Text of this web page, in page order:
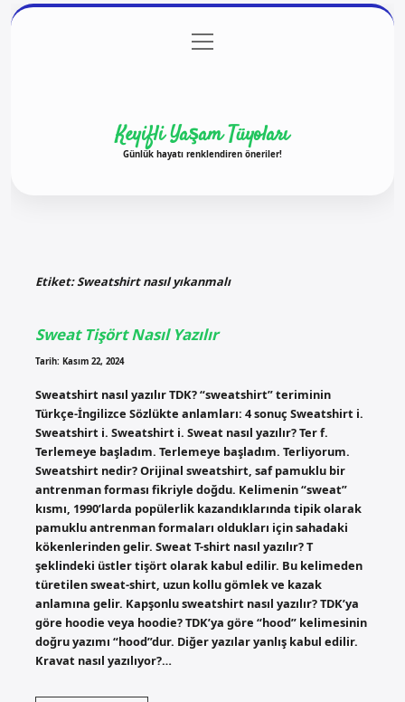
Gizlilik Politikası
menüyü
aç
Keyifli Yaşam Tüyoları
Günlük hayatı renklendiren öneriler!
Etiket:Sweatshirt nasıl yıkanmalı
Sweat Tişört Nasıl Yazılır
Tarih: Kasım 22, 2024
Sweatshirt nasıl yazılır TDK? “sweatshirt” teriminin
Türkçe-İngilizce Sözlükte anlamları: 4 sonuç Sweatshirt i.
Sweatshirt i. Sweatshirt i. Sweat nasıl yazılır? Ter f.
Terlemeye başladım. Terlemeye başladım. Terliyorum.
Sweatshirt nedir? Orijinal sweatshirt, saf pamuklu bir
antrenman forması fikriyle doğdu. Kelimenin “sweat”
kısmı, 1990’larda popülerlik kazandıklarında tipik olarak
pamuklu antrenman formaları oldukları için sahadaki
kökenlerinden gelir. Sweat T-shirt nasıl yazılır? T
şeklindeki üstler tişört olarak kabul edilir. Bu kelimeden
türetilen sweat-shirt, uzun kollu gömlek ve kazak
anlamına gelir. Kapşonlu sweatshirt nasıl yazılır? TDK’ya
göre hoodie veya hoodie? TDK’ya göre “hood” kelimesinin
doğru yazımı “hood”dur. Diğer yazılar yanlış kabul edilir.
Kravat nasıl yazılıyor?…